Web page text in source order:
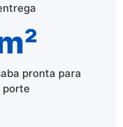
pronta para
porte